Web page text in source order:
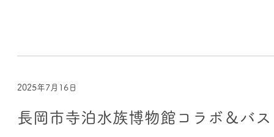
2025年7月16日
長岡市寺泊水族博物館コラボ＆バ